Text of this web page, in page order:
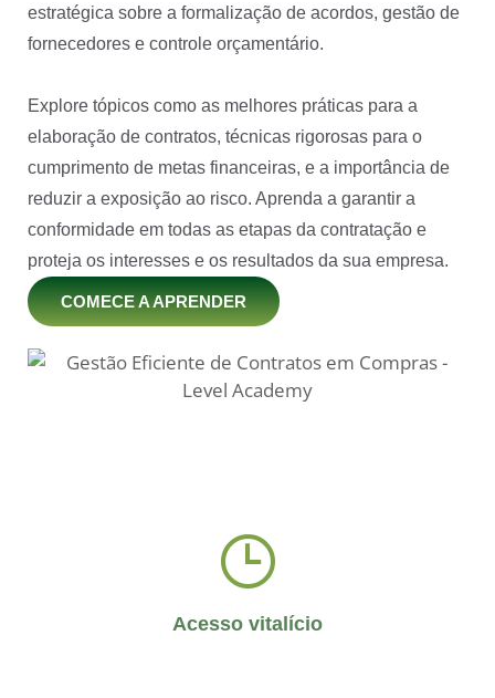
estratégica sobre a formalização de acordos, gestão de
fornecedores e controle orçamentário.
Explore tópicos como as melhores práticas para a
elaboração de contratos, técnicas rigorosas para o
cumprimento de metas financeiras, e a importância de
reduzir a exposição ao risco. Aprenda a garantir a
conformidade em todas as etapas da contratação e
proteja os interesses e os resultados da sua empresa.
COMECE A APRENDER
Acesso vitalício